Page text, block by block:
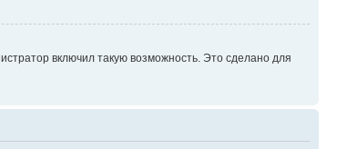
включил такую возможность. Это сделано для